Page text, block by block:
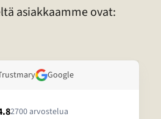
asiakkaamme ovat:
Google
2700arvostelua